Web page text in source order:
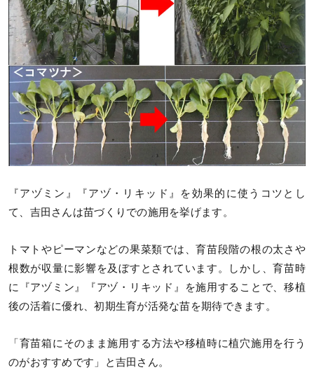
『アヅミン』『アヅ・リキッド』を効果的に使うコツとし
て、吉田さんは苗づくりでの施用を挙げます。
トマトやピーマンなどの果菜類では、育苗段階の根の太さや
根数が収量に影響を及ぼすとされています。しかし、育苗時
に『アヅミン』『アヅ・リキッド』を施用することで、移植
後の活着に優れ、初期生育が活発な苗を期待できます。
「育苗箱にそのまま施用する方法や移植時に植穴施用を行う
のがおすすめです」と吉田さん。